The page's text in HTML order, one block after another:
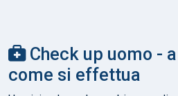
Check up uomo -
come si effettua